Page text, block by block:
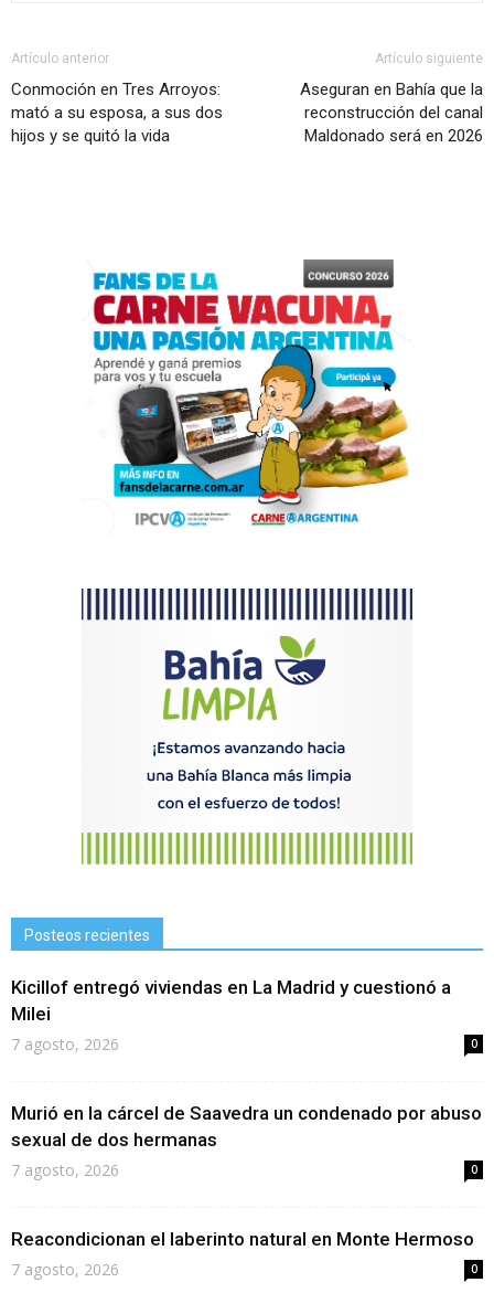
Artículo anterior
Conmoción en Tres Arroyos:
mató a su esposa, a sus dos
hijos y se quitó la vida
Artículo siguiente
Aseguran en Bahía que la
reconstrucción del canal
Maldonado será en 2026
Posteos recientes
Kicillof entregó viviendas en La Madrid y cuestionó a
Milei
7 agosto, 2026 0
Murió en la cárcel de Saavedra un condenado por abuso
sexual de dos hermanas
7 agosto, 2026 0
Reacondicionan el laberinto natural en Monte Hermoso
7 agosto, 2026 0